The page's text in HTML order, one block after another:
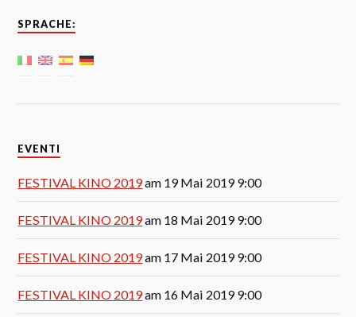
SPRACHE:
EVENTI
FESTIVAL KINO 2019am 19 Mai 2019 9:00
FESTIVAL KINO 2019am 18 Mai 2019 9:00
FESTIVAL KINO 2019am 17 Mai 2019 9:00
FESTIVAL KINO 2019am 16 Mai 2019 9:00